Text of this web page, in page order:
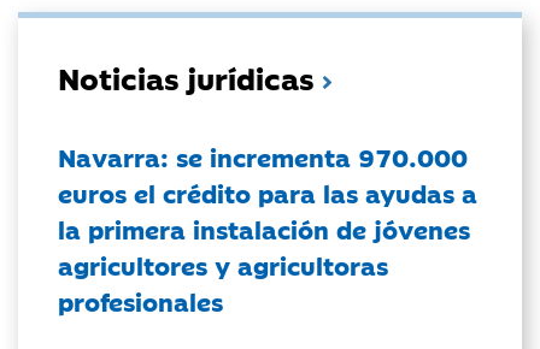
Noticias jurídicas
Navarra: se incrementa 970.000
euros el crédito para las ayudas a
la primera instalación de jóvenes
agricultores y agricultoras
profesionales